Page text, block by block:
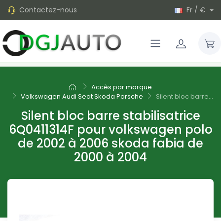
Contactez-nous Fr / €
Accès par marque
Volkswagen Audi Seat Skoda Porsche
Silent bloc barre...
Silent bloc barre stabilisatrice
6Q0411314F pour volkswagen polo
de 2002 à 2006 skoda fabia de
2000 à 2004